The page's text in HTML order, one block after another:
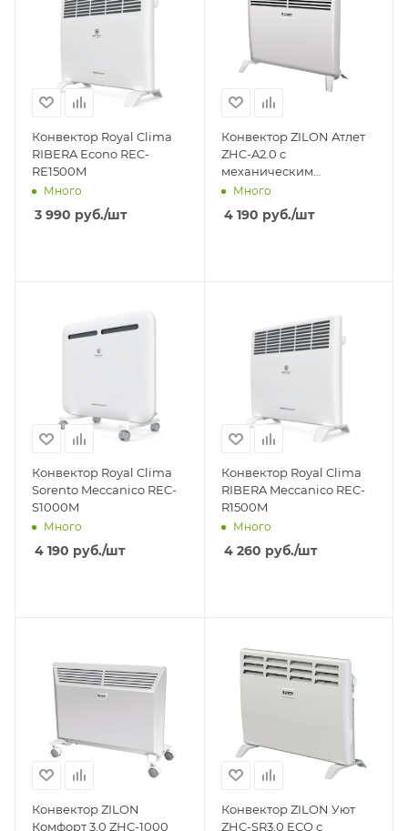
Конвектор Royal Clima
RIBERA Econo REC-
RE1500M
Много
3 990 руб./шт
Конвектор ZILON Атлет
ZHC-A2.0 с
механическим
управлением ZHC-1500
Много
4 190 руб./шт
Конвектор Royal Clima
Sorento Meccanico REC-
S1000M
Много
4 190 руб./шт
Конвектор Royal Clima
RIBERA Meccanico REC-
R1500M
Много
4 260 руб./шт
Конвектор ZILON
Комфорт 3.0 ZHC-1000
Конвектор ZILON Уют
ZHC-SR3.0 ECO с